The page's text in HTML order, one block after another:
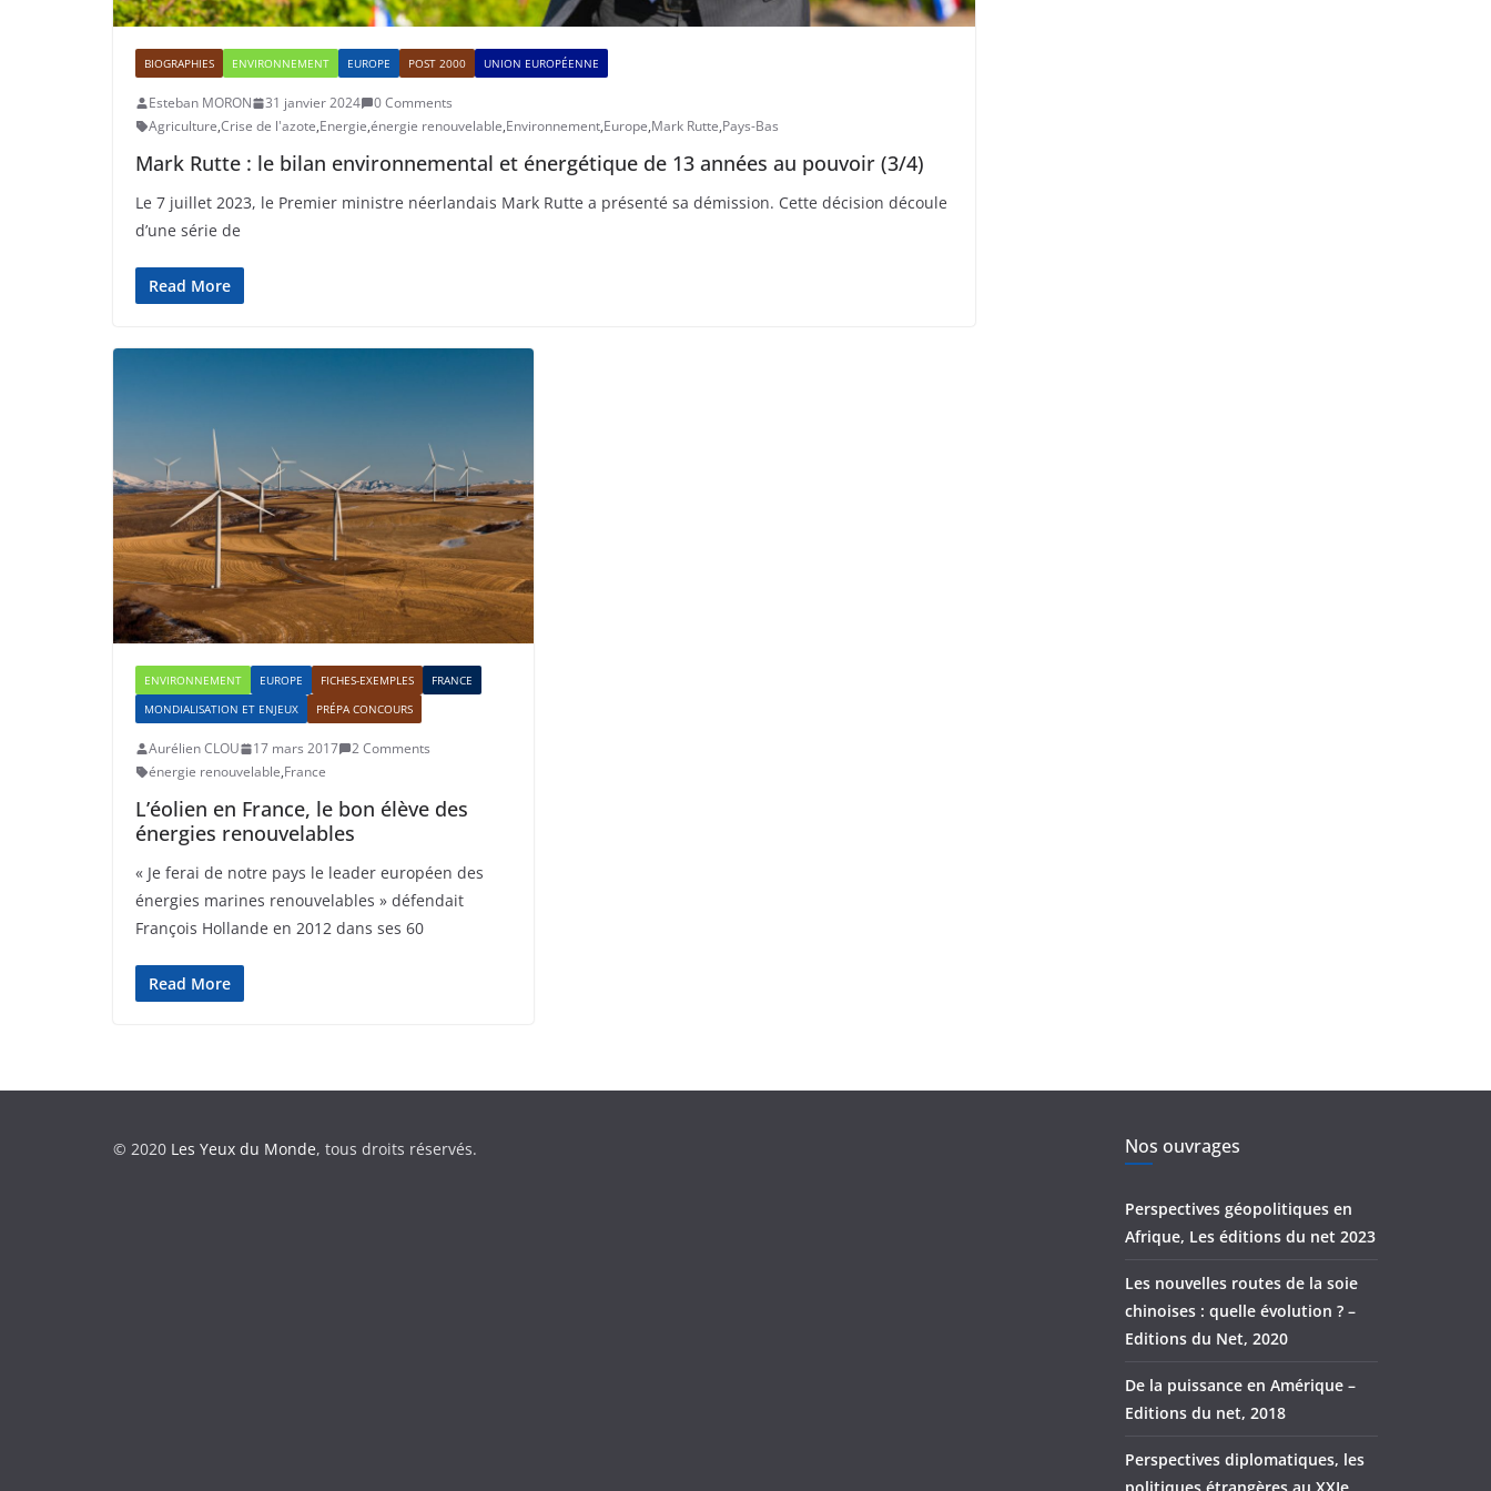
BIOGRAPHIES ENVIRONNEMENT EUROPE POST 2000 UNION EUROPÉENNE
Esteban MORON 31 janvier 2024
0 Comments
Agriculture,Crise de l'azote,Energie,énergie renouvelable,Environnement,Europe,Mark Rutte,Pays-Bas
Mark Rutte : le bilan environnemental et énergétique de 13 années au pouvoir (3/4)
Le 7 juillet 2023, le Premier ministre néerlandais Mark Rutte a présenté sa démission. Cette décision découle
d’une série de
Read More
ENVIRONNEMENT EUROPE FICHES-EXEMPLES
FRANCE
MONDIALISATION ET ENJEUX
PRÉPA CONCOURS
Aurélien CLOU 17 mars 2017
2 Comments
énergie renouvelable,France
L’éolien en France, le bon élève des
énergies renouvelables
« Je ferai de notre pays le leader européen des
énergies marines renouvelables » défendait
François Hollande en 2012 dans ses 60
Read More
© 2020 Les Yeux du Monde, tous droits réservés. Nos ouvrages
Perspectives géopolitiques en
Afrique, Les éditions du net 2023
Les nouvelles routes de la soie
chinoises : quelle évolution ? –
Editions du Net, 2020
De la puissance en Amérique –
Editions du net, 2018
Perspectives diplomatiques, les